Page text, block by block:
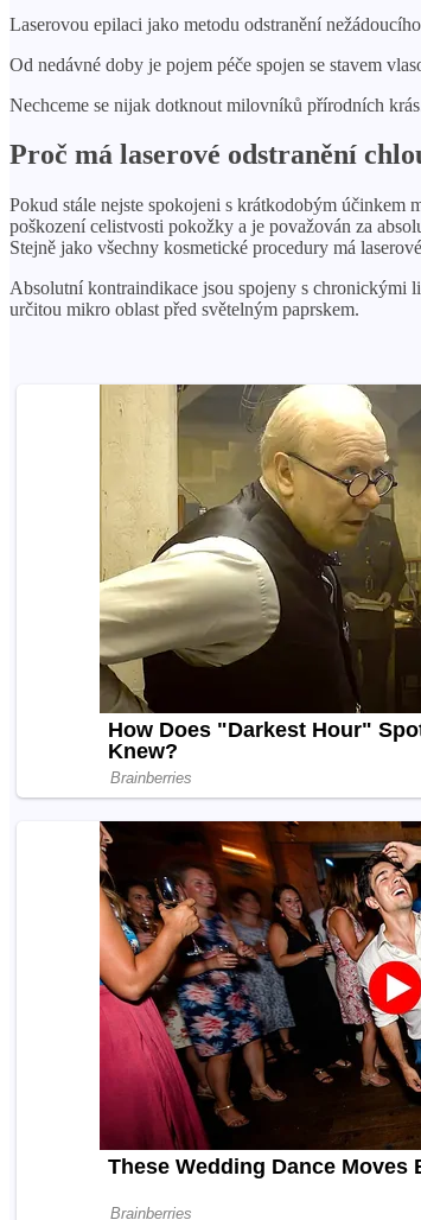
Laserovou epilaci jako metodu odstranění
Od nedávné doby je pojem péče spojen se stavem
Nechceme se nijak dotknout milovníků přírodních
Proč má laserové odstranění
Pokud stále nejste spokojeni s krátkodobým účinkem
poškození celistvosti pokožky a je považován za
Stejně jako všechny kosmetické procedury má
Absolutní kontraindikace jsou spojeny s chronickými
určitou mikro oblast před světelným paprskem.